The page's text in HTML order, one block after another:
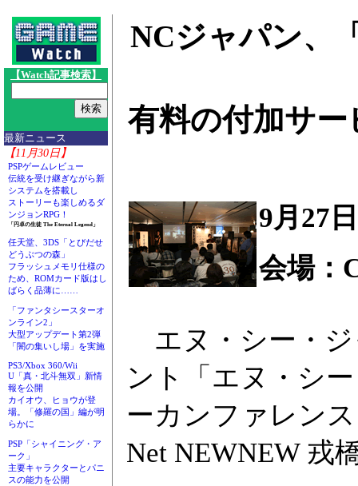
【Watch記事検索】
最新ニュース
【11月30日】
PSPゲームレビュー
伝統を受け継ぎながら新
システムを搭載し
ストーリーも楽しめるダ
ンジョンRPG！
「円卓の生徒 The Eternal Legend」
任天堂、3DS「とびだせ
どうぶつの森」
フラッシュメモリ仕様の
ため、ROMカード版はし
ばらく品薄に……
「ファンタシースターオ
ンライン2」
大型アップデート第2弾
「闇の集いし場」を実施
PS3/Xbox 360/Wii
U「真・北斗無双」新情
報を公開
カイオウ、ヒョウが登
場。「修羅の国」編が明
らかに
PSP「シャイニング・ア
ーク」
主要キャラクターとパニ
スの能力を公開
NCジャパン、
有料の付加サ
9月27
会場：
エヌ・シー・ジ
ント「エヌ・シ
ーカンファレン
Net NEWNEW 戎